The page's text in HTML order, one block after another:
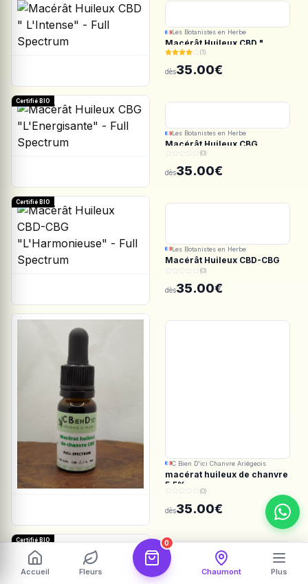
Les Botanistes en Herbe
Macérât Huileux CBD "
L'Intense" - Full Spectrum
(1)
dès35.00€
Certifié BIO
Les Botanistes en Herbe
Macérât Huileux CBG
"L'Energisante" - Full
Spectrum
(0)
dès35.00€
Certifié BIO
Les Botanistes en Herbe
Macérât Huileux CBD-CBG
"L'Harmonieuse" - Full
(0)
dès35.00€
C Bien D'ici Chanvre Ariégeois
macérat huileux de chanvre
5.5%
(0)
dès35.00€
Certifié BIO
Accueil Fleurs
0
Chaumont Plus